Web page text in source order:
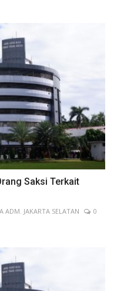
Saksi Terkait
ADM. JAKARTA SELATAN
0